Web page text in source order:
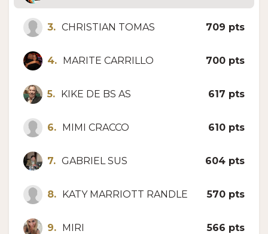
3. CHRISTIAN TOMAS 709 pts
4. MARITE CARRILLO 700 pts
5. KIKE DE BS AS 617 pts
6. MIMI CRACCO 610 pts
7. GABRIEL SUS 604 pts
8. KATY MARRIOTT RANDLE 570 pts
9. MIRI 566 pts